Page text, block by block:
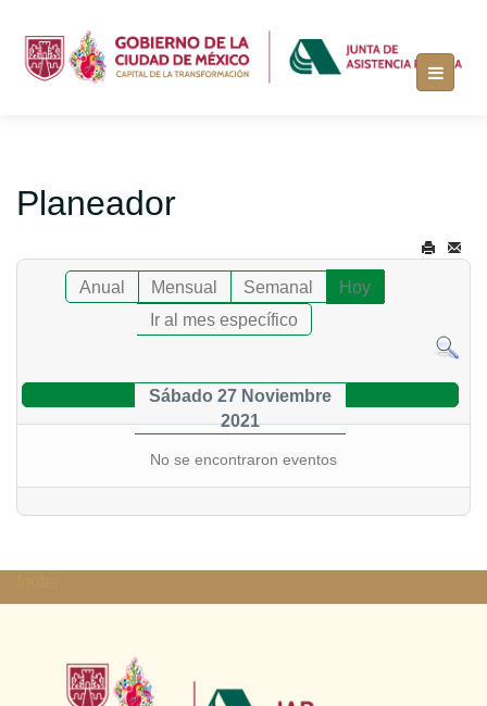
Planeador
Anual Mensual Semanal
Hoy
Ir al mes específico
Sábado 27 Noviembre
2021
No se encontraron eventos